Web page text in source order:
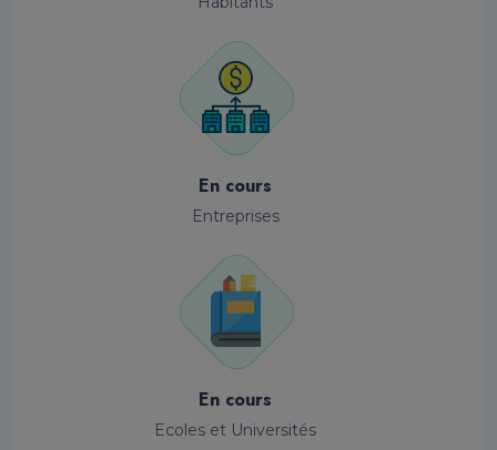
En cours
Entreprises
En cours
Ecoles et Universités